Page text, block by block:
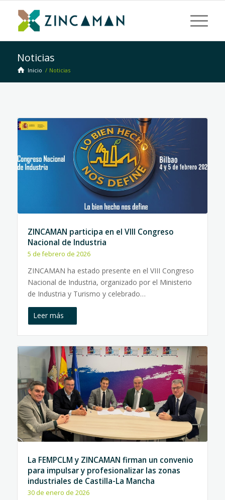
Noticias
Inicio / Noticias
ZINCAMAN participa en el VIII Congreso
Nacional de Industria
5 de febrero de 2026
ZINCAMAN ha estado presente en el VIII Congreso
Nacional de Industria, organizado por el Ministerio
de Industria y Turismo y celebrado…
Leer más
La FEMPCLM y ZINCAMAN firman un convenio
para impulsar y profesionalizar las zonas
industriales de Castilla-La Mancha
30 de enero de 2026